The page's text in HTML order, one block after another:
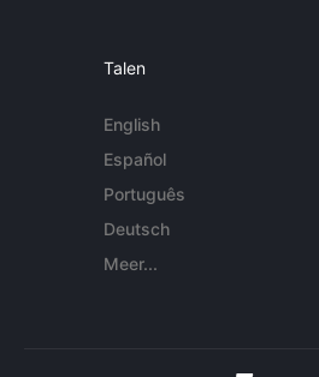
Talen
English
Español
Português
Deutsch
Meer...